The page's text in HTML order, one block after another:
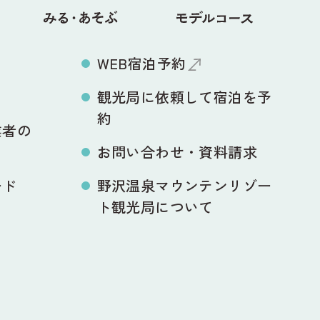
の
WEB宿泊予約
観光局に依頼して宿泊を予
約
お問い合わせ・資料請求
野沢温泉マウンテンリゾー
ト観光局について